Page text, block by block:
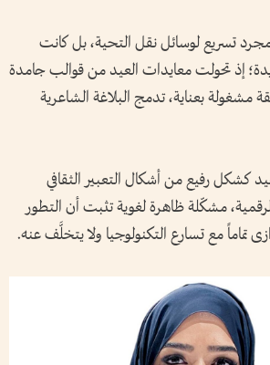
مجرد تسريع لوسائل نقل التحية، بل كانت
إذ تحولت معايدات العيد من قوالب جامدة
بعناية، تدمج البلاغة الشاعرية
كشكل رفيع من أشكال التعبير الثقافي
مشكّلة ظاهرة لغوية تثبت أن التطور
تماماً مع تسارع التكنولوجيا ولا يتخلَّف عنه.